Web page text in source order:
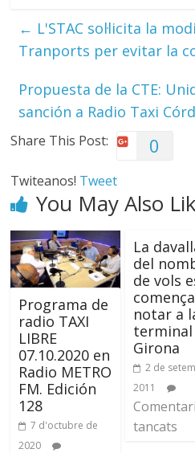
← L'STAC sol·licita la
Tranports per evitar la
Propuesta de la CTE:
sanción a Radio Taxi
Share This Post: 0
Twiteanos! Tweet
You May Also
Programa de
radio TAXI
LIBRE
07.10.2020 en
Radio METRO
FM. Edición
128
7 d'octubre de
2020
La
del
de vols
notar a
terminal
Girona
2 de
2011
tancats